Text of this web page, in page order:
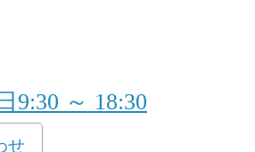
9:30 ～ 18:30
せ